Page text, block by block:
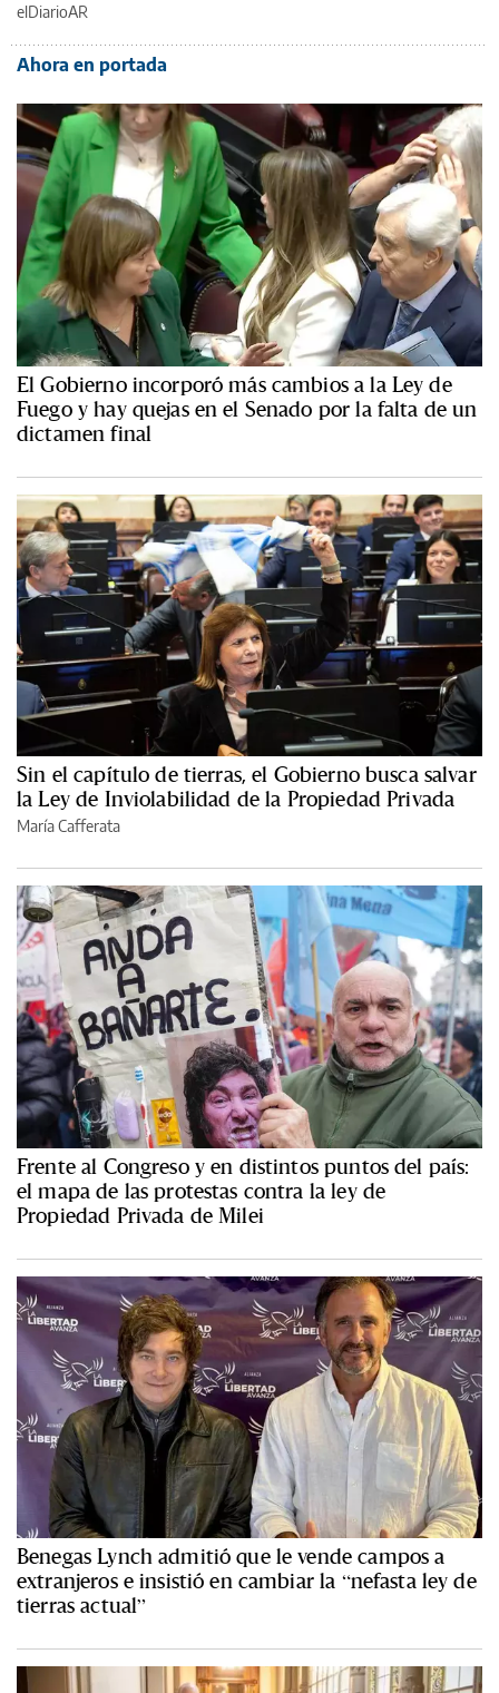
elDiarioAR
Ahora en portada
El Gobierno incorporó más cambios a la Ley de
Fuego y hay quejas en el Senado por la falta de un
dictamen final
Sin el capítulo de tierras, el Gobierno busca salvar
la Ley de Inviolabilidad de la Propiedad Privada
María Cafferata
Frente al Congreso y en distintos puntos del país:
el mapa de las protestas contra la ley de
Propiedad Privada de Milei
Benegas Lynch admitió que le vende campos a
extranjeros e insistió en cambiar la “nefasta ley de
tierras actual”